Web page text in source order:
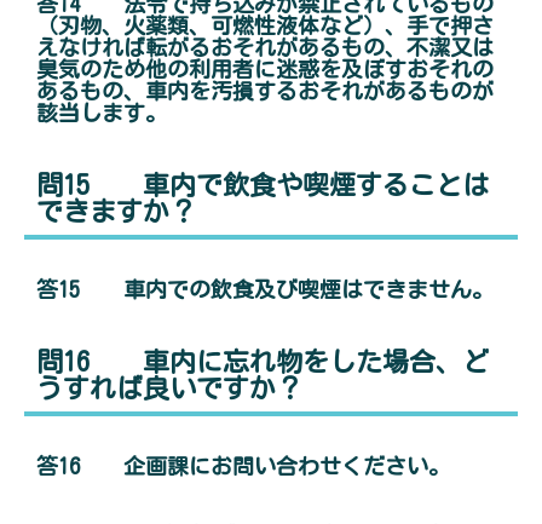
（刃物、火薬類、可燃性液体など）、手で押さ
えなければ転がるおそれがあるもの、不潔又は
臭気のため他の利用者に迷惑を及ぼすおそれの
あるもの、車内を汚損するおそれがあるものが
該当します。
問15 車内で飲食や喫煙することは
できますか？
答15 車内での飲食及び喫煙はできません。
問16 車内に忘れ物をした場合、ど
うすれば良いですか？
答16 企画課にお問い合わせください。